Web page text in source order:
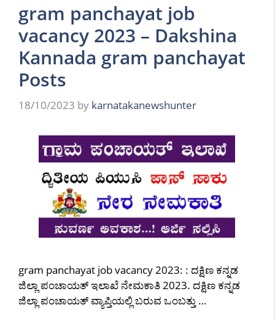
gram panchayat job
vacancy 2023 – Dakshina
Kannada gram panchayat
Posts
18/10/2023 by karnatakanewshunter
gram panchayat job vacancy 2023: : ದಕ್ಷಿಣ ಕನ್ನಡ
ಜಿಲ್ಲಾ ಪಂಚಾಯತ್ ಇಲಾಖೆ ನೇಮಕಾತಿ 2023. ದಕ್ಷಿಣ ಕನ್ನಡ
ಜಿಲ್ಲಾ ಪಂಚಾಯತ್ ವ್ಯಾಪ್ತಿಯಲ್ಲಿ ಬರುವ ಒಂಬತ್ತು …